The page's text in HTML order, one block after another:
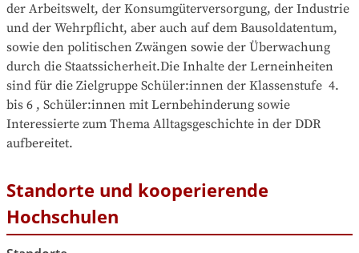
der Arbeitswelt, der Konsumgüterversorgung, der Industrie
und der Wehrpflicht, aber auch auf dem Bausoldatentum,
sowie den politischen Zwängen sowie der Überwachung
durch die Staatssicherheit.Die Inhalte der Lerneinheiten
sind für die Zielgruppe Schüler:innen der Klassenstufe  4.
bis 6 , Schüler:innen mit Lernbehinderung sowie
Interessierte zum Thema Alltagsgeschichte in der DDR
aufbereitet.
Standorte und kooperierende
Hochschulen